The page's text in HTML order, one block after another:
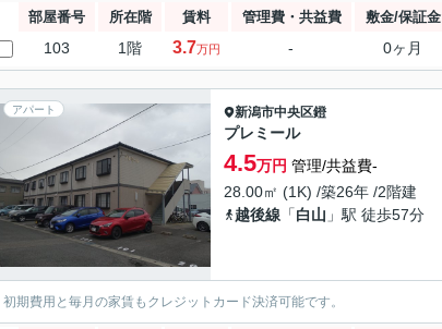
部屋番号 所在階 賃料 管理費・共益費 敷金/保証金
103 1階 3.7万円 - 0ヶ月
アパート 新潟市中央区鐙
プレミール
4.5万円 管理/共益費-
28.00㎡ (1K) /築26年 /2階建
越後線 「白山 」駅 徒歩57分
初期費用と毎月の家賃もクレジットカード決済可能です。